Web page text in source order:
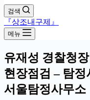
검색
『상조내구제』
메뉴
유재성 경찰청
현장점검 – 탐
서울탐정사무소